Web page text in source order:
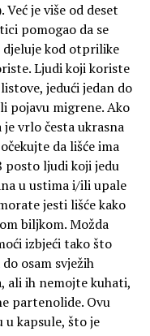
. Već je više od deset
pomogao da se
djeluje kod otprilike
Ljudi koji koriste
jedući jedan do
pojavu migrene. Ako
je vrlo česta ukrasna
da lišće ima
posto ljudi koji jedu
u ustima i/ili upale
jesti lišće kako
biljkom. Možda
izbjeći tako što
osam svježih
ali ih nemojte kuhati,
partenolide. Ovu
kapsule, što je